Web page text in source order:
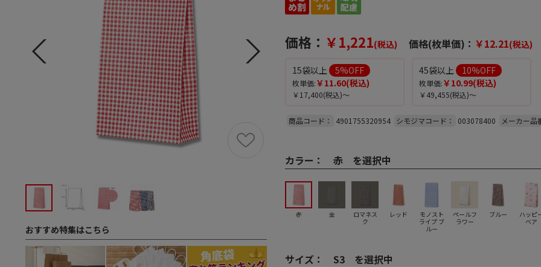
おすすめ特集はこちら
価格： ￥1,221(税込) 価格(枚単価)： ￥12.21(税込)
15袋以上 5%OFF
枚単価:￥11.60(税込)
￥17,400(税込)～
45袋以上 10%OFF
枚単価:￥10.99(税込)
￥49,455(税込)～
商品コード： 4901755320954 シモジマコード： 003078400 メーカー品
カラー： 赤 を選択中
赤 金
ロマネス
ク
レッド
モノスト
ライプ ブ
ルー
ペールフ
ラワー
ブルー
ハッピ
ベア
サイズ： S3 を選択中